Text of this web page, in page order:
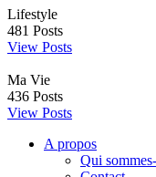
Lifestyle
481 Posts
View Posts
Ma Vie
436 Posts
View Posts
A propos
Qui